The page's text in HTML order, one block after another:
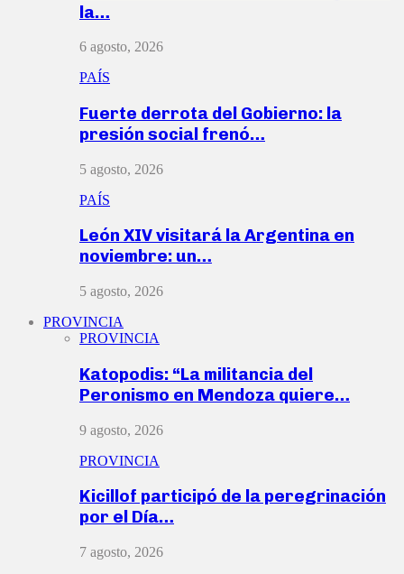
la…
6 agosto, 2026
PAÍS
Fuerte derrota del Gobierno: la
presión social frenó…
5 agosto, 2026
PAÍS
León XIV visitará la Argentina en
noviembre: un…
5 agosto, 2026
PROVINCIA
PROVINCIA
Katopodis: “La militancia del
Peronismo en Mendoza quiere…
9 agosto, 2026
PROVINCIA
Kicillof participó de la peregrinación
por el Día…
7 agosto, 2026